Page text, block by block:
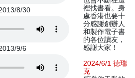
8/30
9/6
裡找書看。身
處香港也要十
分感謝創辦人
和製作電子書
的各位讀友，
感謝大家！
2024/6/1 德瑞
克